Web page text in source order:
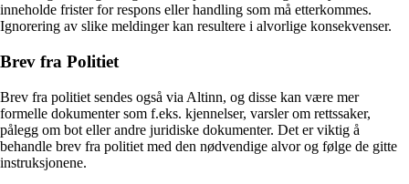
inneholde frister for respons eller handling som må etterkommes.
Ignorering av slike meldinger kan resultere i alvorlige konsekvenser.
Brev fra Politiet
Brev fra politiet sendes også via Altinn, og disse kan være mer
formelle dokumenter som f.eks. kjennelser, varsler om rettssaker,
pålegg om bot eller andre juridiske dokumenter. Det er viktig å
behandle brev fra politiet med den nødvendige alvor og følge de gitte
instruksjonene.